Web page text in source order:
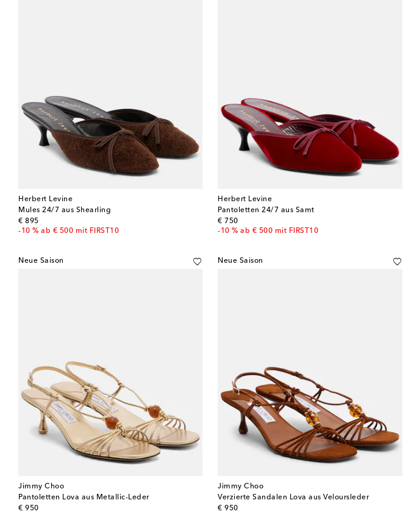
Herbert Levine
Mules 24/7 aus Shearling
€ 895
original price
-10 % ab € 500 mit FIRST10
Herbert Levine
Pantoletten 24/7 aus Samt
€ 750
original price
-10 % ab € 500 mit FIRST10
Neue Saison
Jimmy Choo
Pantoletten Lova aus Metallic-Leder
€ 950
original price
Neue Saison
Jimmy Choo
Verzierte Sandalen Lova aus Veloursleder
€ 950
original price